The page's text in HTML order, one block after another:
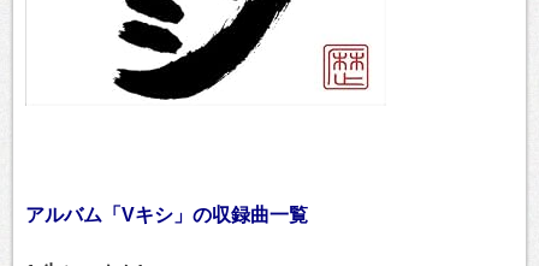
アルバム「Vキシ」の収録曲一覧